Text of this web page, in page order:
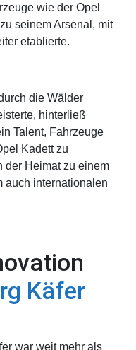
wie der Opel
seinem Arsenal, mit
etablierte.
die Wälder
hinterließ
Talent, Fahrzeuge
Kadett zu
der Heimat zu einem
auch internationalen
Käfer
war weit mehr als